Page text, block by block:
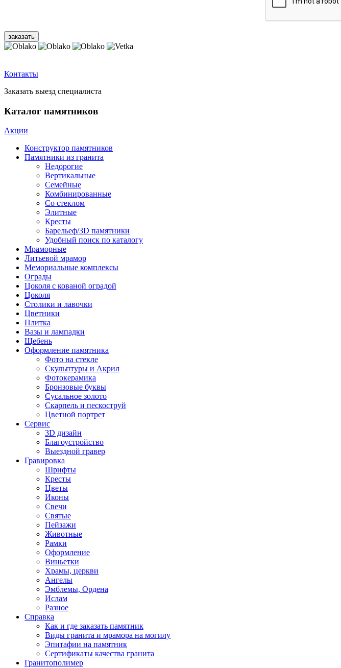
Контакты
Заказать выезд специалиста
Каталог памятников
Акции
Конструктор памятников
Памятники из гранита
Недорогие
Вертикальные
Семейные
Комбинированные
Со стеклом
Элитные
Кресты
Барельеф/3D памятники
Удобный поиск по каталогу
Мраморные
Литьевой мрамор
Мемориальные комплексы
Ограды
Цоколя с кованой оградой
Цоколя
Столики и лавочки
Цветники
Плитка
Вазы и лампадки
Щебень
Оформление памятника
Фото на стекле
Скульптуры и Акрил
Фотокерамика
Бронзовые буквы
Сусальное золото
Скарпель и пескоструй
Цветной портрет
Сервис
3D дизайн
Благоустройство
Выездной гравер
Гравировка
Шрифты
Кресты
Цветы
Иконы
Свечи
Святые
Пейзажи
Животные
Рамки
Оформление
Виньетки
Храмы, церкви
Ангелы
Эмблемы, Ордена
Ислам
Разное
Справка
Как и где заказать памятник
Виды гранита и мрамора на могилу
Эпитафии на памятник
Сертификаты качества гранита
Гранитополимер